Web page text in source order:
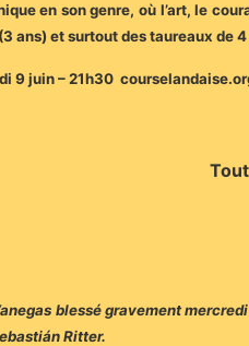
en son genre, où l’art, le
ans) et surtout des taureaux de
9 juin – 21h30
blessé gravement
Ritter.